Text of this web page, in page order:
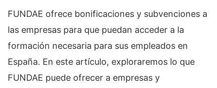
FUNDAE ofrece bonificaciones y subvenciones a
las empresas para que puedan acceder a la
formación necesaria para sus empleados en
España. En este artículo, exploraremos lo que
FUNDAE puede ofrecer a empresas y